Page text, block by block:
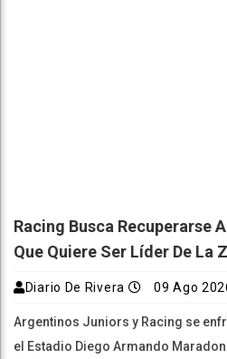
Racing Busca Recuperarse
Que Quiere Ser Líder De La
Diario De Rivera 09 Ago
Argentinos Juniors y Racing se
el Estadio Diego Armando